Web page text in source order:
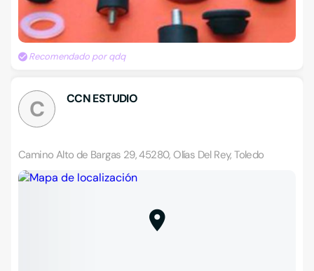
Recomendado por qdq
C CCN ESTUDIO
Camino Alto de Bargas 29, 45280, Olías Del Rey, Toledo